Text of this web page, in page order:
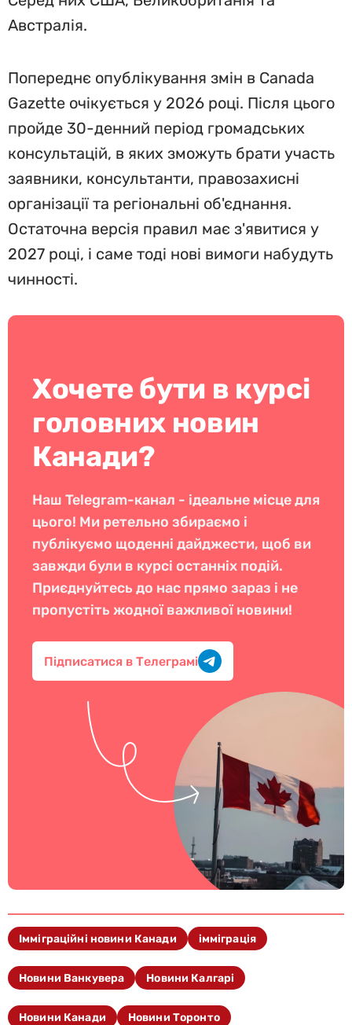
Австралія.
Попереднє опублікування змін в Canada
Gazette очікується у 2026 році. Після цього
пройде 30-денний період громадських
консультацій, в яких зможуть брати участь
заявники, консультанти, правозахисні
організації та регіональні об'єднання.
Остаточна версія правил має з'явитися у
2027 році, і саме тоді нові вимоги набудуть
чинності.
Хочете бути в курсі
головних новин
Канади?
Наш Telegram-канал - ідеальне місце для
цього! Ми ретельно збираємо і
публікуємо щоденні дайджести, щоб ви
завжди були в курсі останніх подій.
Приєднуйтесь до нас прямо зараз і не
пропустіть жодної важливої новини!
Підписатися в Телеграмі
Імміграційні новини Канади імміграція
Новини Ванкувера Новини Калгарі
Новини Канади Новини Торонто